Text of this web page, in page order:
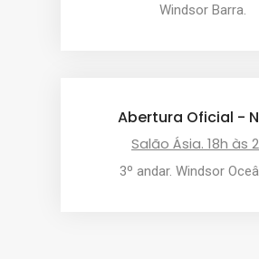
Windsor Barra.
Abertura Oficial -
Salão Ásia. 18h às
3º andar. Windsor